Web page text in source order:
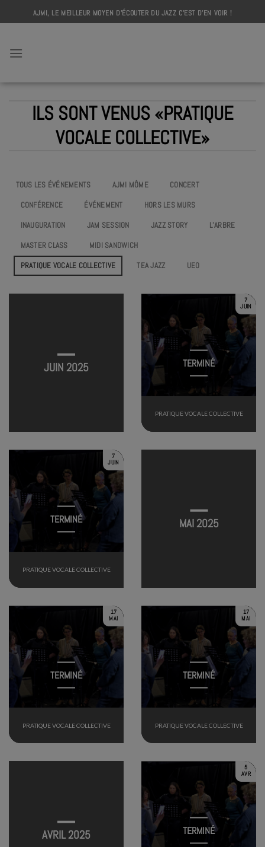
to
AJMI, LE MEILLEUR MOYEN D'ÉCOUTER DU JAZZ C'EST D'EN VOIR !
ILS SONT VENUS «PRATIQUE
VOCALE COLLECTIVE»
TOUS LES ÉVÉNEMENTS AJMI MÔME
CONCERT
CONFÉRENCE
ÉVÉNEMENT
HORS LES MURS
INAUGURATION
JAM SESSION JAZZ STORY
L’ARBRE
MASTER CLASS
MIDI SANDWICH
PRATIQUE VOCALE COLLECTIVE
TEA JAZZ UEO
JUIN 2025
7
JUIN
PRATIQUE VOCALE COLLECTIVE
TERMINÉ
7
JUIN
PRATIQUE VOCALE COLLECTIVE
TERMINÉ MAI 2025
17
MAI
PRATIQUE VOCALE COLLECTIVE
TERMINÉ
17
MAI
PRATIQUE VOCALE COLLECTIVE
TERMINÉ
AVRIL 2025
5
AVR
TERMINÉ